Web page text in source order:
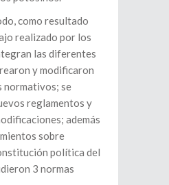
como resultado
realizado por los
las diferentes
y modificaron
normativos; se
reglamentos y
además
sobre
política del
3 normas